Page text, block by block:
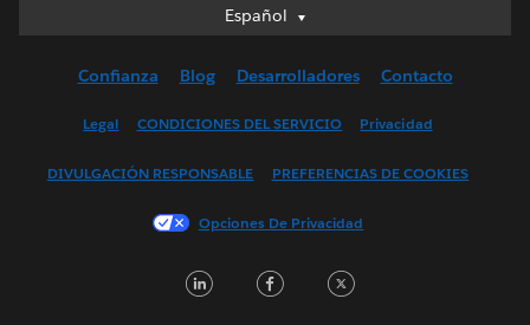
Español
Español
English (UK)
Français (France)
한국어
Confianza Blog Desarrolladores Contacto
Legal CONDICIONES DEL SERVICIO Privacidad
DIVULGACIÓN RESPONSABLE PREFERENCIAS DE COOKIES
Opciones De Privacidad